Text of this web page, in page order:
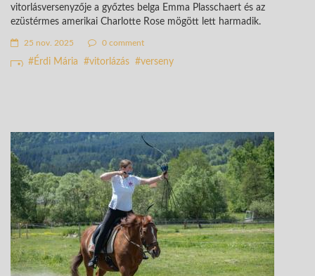
vitorlásversenyzője a győztes belga Emma Plasschaert és az
ezüstérmes amerikai Charlotte Rose mögött lett harmadik.
25 nov. 2025 0 comment
Érdi Mária vitorlázás verseny